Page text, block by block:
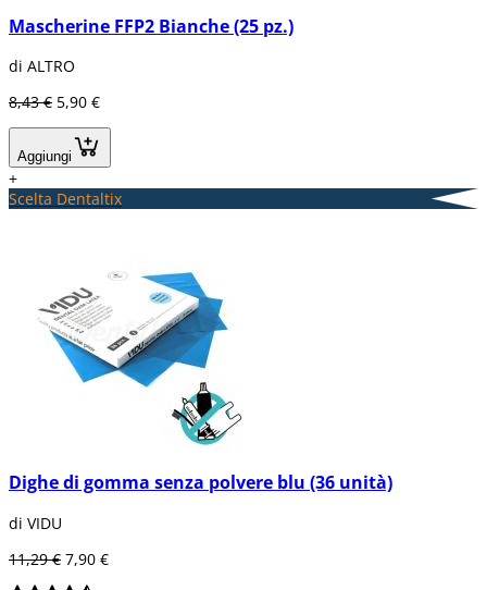
Mascherine FFP2 Bianche (25 pz.)
di ALTRO
8,43 € 5,90 €
Aggiungi
+
Scelta Dentaltix
Dighe di gomma senza polvere blu (36 unità)
di VIDU
11,29 € 7,90 €